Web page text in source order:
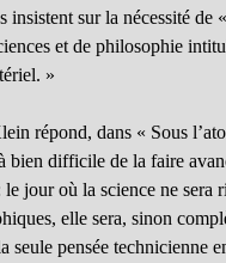
insistent sur la nécessité
et de philosophie
»
répond, dans « Sous
bien difficile de la faire
jour où la science ne sera
elle sera, sinon
seule pensée technicienne